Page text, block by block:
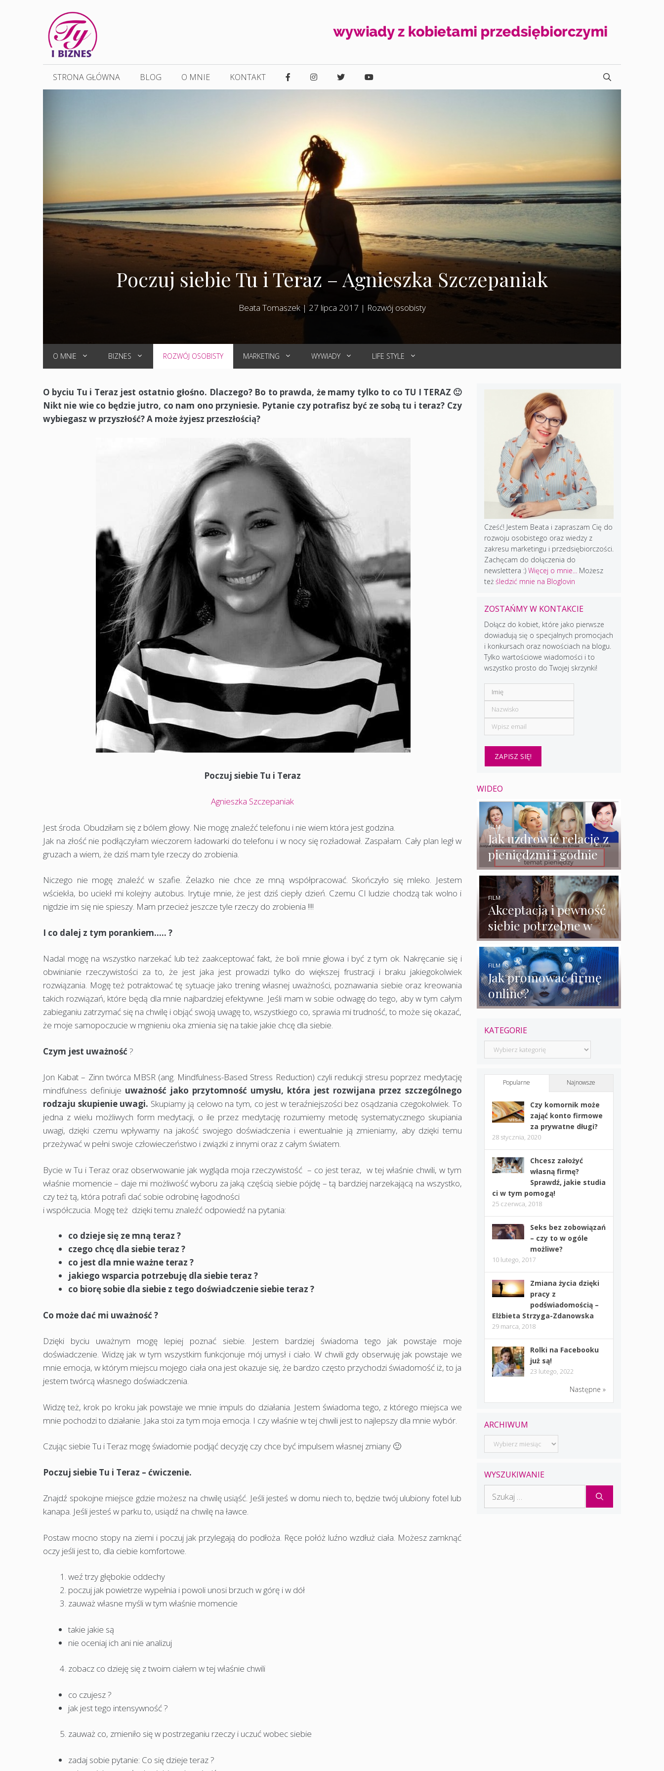
STRONA GŁÓWNA BLOG O MNIE KONTAKT
Poczuj siebie Tu i Teraz – Agnieszka Szczepaniak
Beata Tomaszek|27 lipca 2017 | Rozwój osobisty
O MNIE BIZNES ROZWÓJ OSOBISTY MARKETING WYWIADY LIFE STYLE
O byciu Tu i Teraz jest ostatnio głośno. Dlaczego? Bo to prawda, że mamy tylko to co TU I TERAZ 🙂
Nikt nie wie co będzie jutro, co nam ono przyniesie. Pytanie czy potrafisz być ze sobą tu i teraz? Czy
wybiegasz w przyszłość? A może żyjesz przeszłością?
Poczuj siebie Tu i Teraz
Agnieszka Szczepaniak
Jest środa. Obudziłam się z bólem głowy. Nie mogę znaleźć telefonu i nie wiem która jest godzina.
Jak na złość nie podłączyłam wieczorem ładowarki do telefonu i w nocy się rozładował. Zaspałam. Cały plan legł w
gruzach a wiem, że dziś mam tyle rzeczy do zrobienia.
Niczego nie mogę znaleźć w szafie. Żelazko nie chce ze mną współpracować. Skończyło się mleko. Jestem
wściekła, bo uciekł mi kolejny autobus. Irytuje mnie, że jest dziś ciepły dzień. Czemu CI ludzie chodzą tak wolno i
nigdzie im się nie spieszy. Mam przecież jeszcze tyle rzeczy do zrobienia !!!!
I co dalej z tym porankiem….. ?
Nadal mogę na wszystko narzekać lub też zaakceptować fakt, że boli mnie głowa i być z tym ok. Nakręcanie się i
obwinianie rzeczywistości za to, że jest jaka jest prowadzi tylko do większej frustracji i braku jakiegokolwiek
rozwiązania. Mogę też potraktować tę sytuacje jako trening własnej uważności, poznawania siebie oraz kreowania
takich rozwiązań, które będą dla mnie najbardziej efektywne. Jeśli mam w sobie odwagę do tego, aby w tym całym
zabieganiu zatrzymać się na chwilę i objąć swoją uwagę to, wszystkiego co, sprawia mi trudność, to może się okazać,
że moje samopoczucie w mgnieniu oka zmienia się na takie jakie chcę dla siebie.
Czym jest uważność ?
Jon Kabat – Zinn twórca MBSR (ang. Mindfulness-Based Stress Reduction) czyli redukcji stresu poprzez medytację
mindfulness definiuje uważność jako przytomność umysłu, która jest rozwijana przez szczególnego
rodzaju skupienie uwagi. Skupiamy ją celowo na tym, co jest w teraźniejszości bez osądzania czegokolwiek. To
jedna z wielu możliwych form medytacji, o ile przez medytację rozumiemy metodę systematycznego skupiania
uwagi, dzięki czemu wpływamy na jakość swojego doświadczenia i ewentualnie ją zmieniamy, aby dzięki temu
przeżywać w pełni swoje człowieczeństwo i związki z innymi oraz z całym światem.
Bycie w Tu i Teraz oraz obserwowanie jak wygląda moja rzeczywistość – co jest teraz, w tej właśnie chwili, w tym
właśnie momencie – daje mi możliwość wyboru za jaką częścią siebie pójdę – tą bardziej narzekającą na wszystko,
czy też tą, która potrafi dać sobie odrobinę łagodności
i współczucia. Mogę też dzięki temu znaleźć odpowiedź na pytania:
co dzieje się ze mną teraz ?
czego chcę dla siebie teraz ?
co jest dla mnie ważne teraz ?
jakiego wsparcia potrzebuję dla siebie teraz ?
co biorę sobie dla siebie z tego doświadczenie siebie teraz ?
Co może dać mi uważność ?
Dzięki byciu uważnym mogę lepiej poznać siebie. Jestem bardziej świadoma tego jak powstaje moje
doświadczenie. Widzę jak w tym wszystkim funkcjonuje mój umysł i ciało. W chwili gdy obserwuję jak powstaje we
mnie emocja, w którym miejscu mojego ciała ona jest okazuje się, że bardzo często przychodzi świadomość iż, to ja
jestem twórcą własnego doświadczenia.
Widzę też, krok po kroku jak powstaje we mnie impuls do działania. Jestem świadoma tego, z którego miejsca we
mnie pochodzi to działanie. Jaka stoi za tym moja emocja. I czy właśnie w tej chwili jest to najlepszy dla mnie wybór.
Czując siebie Tu i Teraz mogę świadomie podjąć decyzję czy chce być impulsem własnej zmiany 🙂
Poczuj siebie Tu i Teraz – ćwiczenie.
Znajdź spokojne miejsce gdzie możesz na chwilę usiąść. Jeśli jesteś w domu niech to, będzie twój ulubiony fotel lub
kanapa. Jeśli jesteś w parku to, usiądź na chwilę na ławce.
Postaw mocno stopy na ziemi i poczuj jak przylegają do podłoża. Ręce połóż luźno wzdłuż ciała. Możesz zamknąć
oczy jeśli jest to, dla ciebie komfortowe.
weź trzy głębokie oddechy
poczuj jak powietrze wypełnia i powoli unosi brzuch w górę i w dół
zauważ własne myśli w tym właśnie momencie
takie jakie są
nie oceniaj ich ani nie analizuj
zobacz co dzieję się z twoim ciałem w tej właśnie chwili
co czujesz ?
jak jest tego intensywność ?
zauważ co, zmieniło się w postrzeganiu rzeczy i uczuć wobec siebie
zadaj sobie pytanie: Co się dzieje teraz ?
Cześć! Jestem Beata i zapraszam Cię do
rozwoju osobistego oraz wiedzy z
zakresu marketingu i przedsiębiorczości.
Zachęcam do dołączenia do
newslettera :) Więcej o mnie...Możesz
też śledzić mnie na Bloglovin
ZOSTAŃMY W KONTAKCIE
Dołącz do kobiet, które jako pierwsze
dowiadują się o specjalnych promocjach
i konkursach oraz nowościach na blogu.
Tylko wartościowe wiadomości i to
wszystko prosto do Twojej skrzynki!
WIDEO
Jak uzdrowić relację z
pieniędzmi i godnie
zarabiać? – 4
rozmowy z
ekspertkami
FILM
Akceptacja i pewność
siebie potrzebne w
biznesie?
FILM
Jak promować firmę
online?
FILM
KATEGORIE
Kategorie
Popularne Najnowsze
Czy komornik może
zająć konto firmowe
za prywatne długi?
28 stycznia, 2020
Chcesz założyć
własną firmę?
Sprawdź, jakie studia
ci w tym pomogą!
25 czerwca, 2018
Seks bez zobowiązań
– czy to w ogóle
możliwe?
10 lutego, 2017
Zmiana życia dzięki
pracy z
podświadomością –
Elżbieta Strzyga-Zdanowska
29 marca, 2018
Rolki na Facebooku
już są!
23 lutego, 2022
Następne »
ARCHIWUM
Archiwum
WYSZUKIWANIE